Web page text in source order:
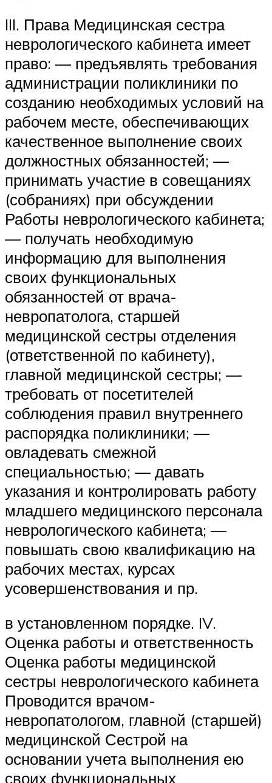
III. Права Медицинская сестра
неврологического кабинета имеет
право: — предъявлять требования
администрации поликлиники по
созданию необходимых условий на
рабочем месте, обеспечивающих
качественное выполнение своих
должностных обязанностей; —
принимать участие в совещаниях
(собраниях) при обсуждении
Работы неврологического кабинета;
— получать необходимую
информацию для выполнения
своих функциональных
обязанностей от врача-
невропатолога, старшей
медицинской сестры отделения
(ответственной по кабинету),
главной медицинской сестры; —
требовать от посетителей
соблюдения правил внутреннего
распорядка поликлиники; —
овладевать смежной
специальностью; — давать
указания и контролировать работу
младшего медицинского персонала
неврологического кабинета; —
повышать свою квалификацию на
рабочих местах, курсах
усовершенствования и пр.
в установленном порядке. IV.
Оценка работы и ответственность
Оценка работы медицинской
сестры неврологического кабинета
Проводится врачом-
невропатологом, главной (старшей)
медицинской Сестрой на
основании учета выполнения ею
своих функциональных